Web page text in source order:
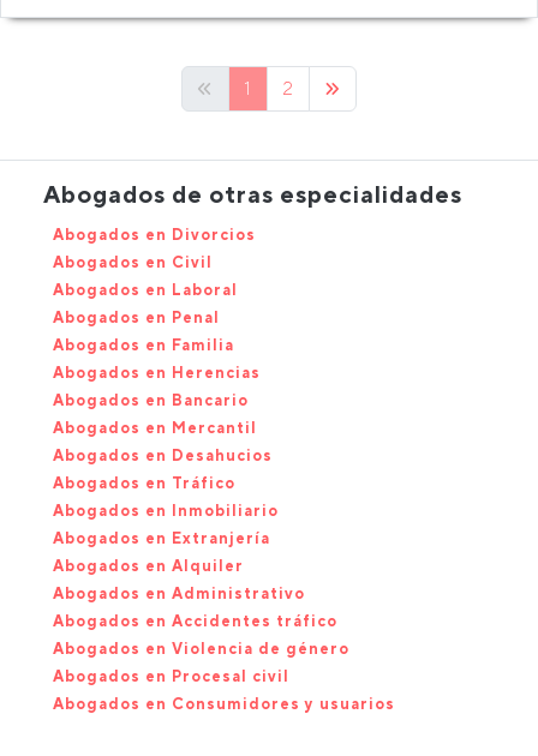
1 2
Abogados de otras especialidades
Abogados en Divorcios
Abogados en Civil
Abogados en Laboral
Abogados en Penal
Abogados en Familia
Abogados en Herencias
Abogados en Bancario
Abogados en Mercantil
Abogados en Desahucios
Abogados en Tráfico
Abogados en Inmobiliario
Abogados en Extranjería
Abogados en Alquiler
Abogados en Administrativo
Abogados en Accidentes tráfico
Abogados en Violencia de género
Abogados en Procesal civil
Abogados en Consumidores y usuarios